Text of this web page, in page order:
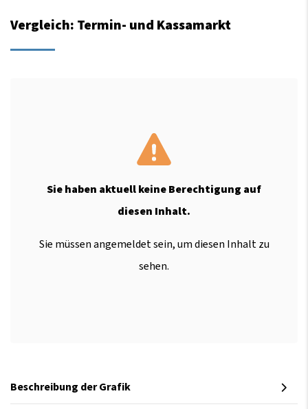
Vergleich: Termin- und Kassamarkt
Sie haben aktuell keine Berechtigung auf
diesen Inhalt.
Sie müssen angemeldet sein, um diesen Inhalt zu
sehen.
Beschreibung der Grafik